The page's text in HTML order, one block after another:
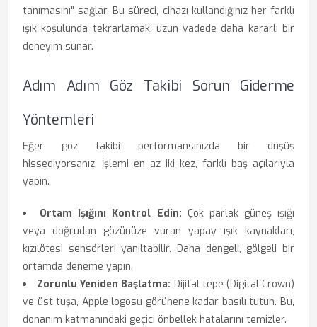
tanımasını" sağlar. Bu süreci, cihazı kullandığınız her farklı
ışık koşulunda tekrarlamak, uzun vadede daha kararlı bir
deneyim sunar.
Adım Adım Göz Takibi Sorun Giderme
Yöntemleri
Eğer göz takibi performansınızda bir düşüş
hissediyorsanız, İşlemi en az iki kez, farklı baş açılarıyla
yapın.
Ortam Işığını Kontrol Edin: Çok parlak güneş ışığı
veya doğrudan gözünüze vuran yapay ışık kaynakları,
kızılötesi sensörleri yanıltabilir. Daha dengeli, gölgeli bir
ortamda deneme yapın.
Zorunlu Yeniden Başlatma: Dijital tepe (Digital Crown)
ve üst tuşa, Apple logosu görünene kadar basılı tutun. Bu,
donanım katmanındaki geçici önbellek hatalarını temizler.